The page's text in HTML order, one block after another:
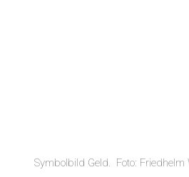
Symbolbild Geld. Foto: Friedhelm